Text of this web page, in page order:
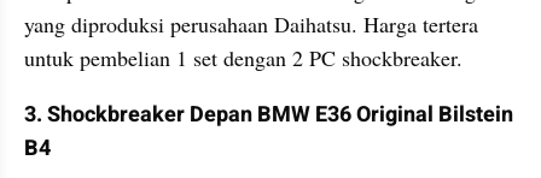
yang diproduksi perusahaan Daihatsu. Harga tertera
untuk pembelian 1 set dengan 2 PC shockbreaker.
3. Shockbreaker Depan BMW E36 Original Bilstein
B4